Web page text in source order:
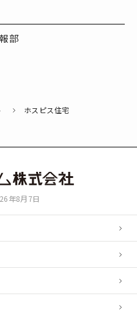
部
ホスピス住宅
年8月7日